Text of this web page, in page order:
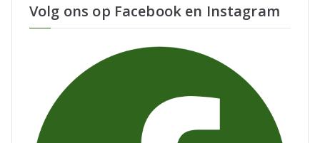
Volg ons op Facebook en Instagram